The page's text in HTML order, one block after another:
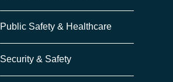
Public Safety & Healthcare
Security & Safety